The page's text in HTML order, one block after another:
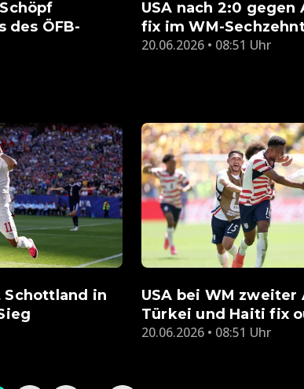
des ÖFB-
USA nach 2:0 gegen
fix im WM-
20.06.2026 • 08:51 Uhr
Schottland in
USA bei WM
Türkei und Haiti fix
20.06.2026 • 08:51 Uhr